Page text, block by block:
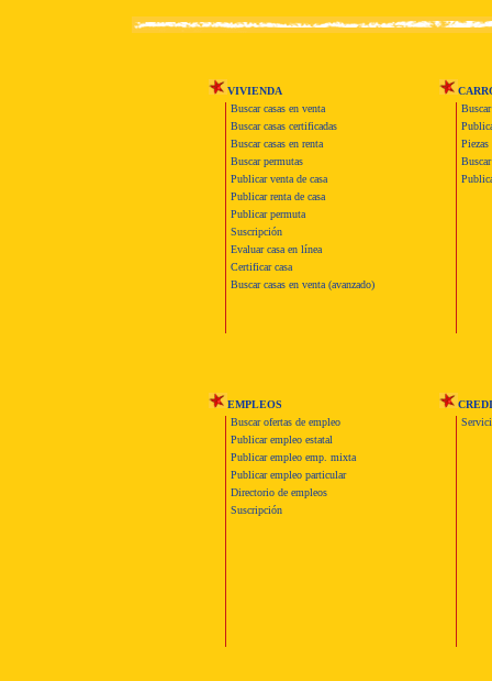
VIVIENDA
Buscar casas en venta
Buscar casas certificadas
Buscar casas en renta
Buscar permutas
Publicar venta de casa
Publicar renta de casa
Publicar permuta
Suscripción
Evaluar casa en línea
Certificar casa
Buscar casas en venta (avanzado)
Piezas
EMPLEOS
Buscar ofertas de empleo
Publicar empleo estatal
Publicar empleo emp. mixta
Publicar empleo particular
Directorio de empleos
Suscripción